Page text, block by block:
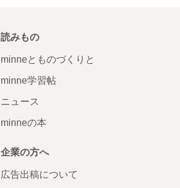
読みもの
minneとものづくりと
minne学習帖
ニュース
minneの本
企業の方へ
広告出稿について